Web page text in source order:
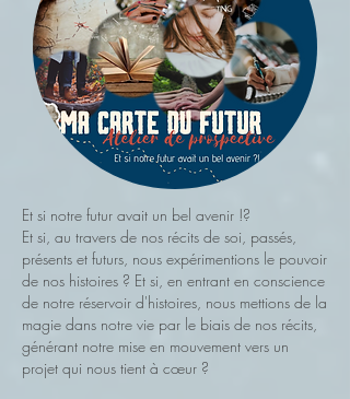
Et si notre futur avait un bel avenir !?
Et si, au travers de nos récits de soi, passés,
présents et futurs, nous expérimentions le pouvoir
de nos histoires ? Et si, en entrant en conscience
de notre réservoir d'histoires, nous mettions de la
magie dans notre vie par le biais de nos récits,
générant notre mise en mouvement vers un
projet qui nous tient à cœur ?